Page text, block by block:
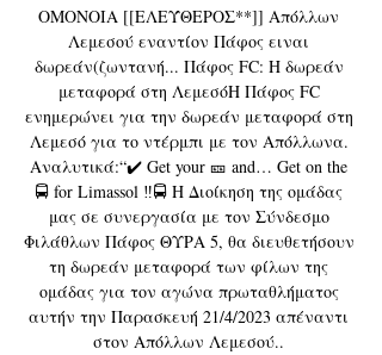
ΟΜΟΝΟΙΑ [[ΕΛΕΎΘΕΡΟΣ**]] Απόλλων
Λεμεσού εναντίον Πάφος ειναι
δωρεάν(ζωντανή... Πάφος FC: Η δωρεάν
μεταφορά στη ΛεμεσόΗ Πάφος FC
ενημερώνει για την δωρεάν μεταφορά στη
Λεμεσό για το ντέρμπι με τον Απόλλωνα.
Αναλυτικά:“✔️ Get your 🎫 and… Get on the
🚍 for Limassol ‼️🚍 Η Διοίκηση της ομάδας
μας σε συνεργασία με τον Σύνδεσμο
Φιλάθλων Πάφος ΘΥΡΑ 5, θα διευθετήσουν
τη δωρεάν μεταφορά των φίλων της
ομάδας για τον αγώνα πρωταθλήματος
αυτήν την Παρασκευή 21/4/2023 απέναντι
στον Απόλλων Λεμεσού..